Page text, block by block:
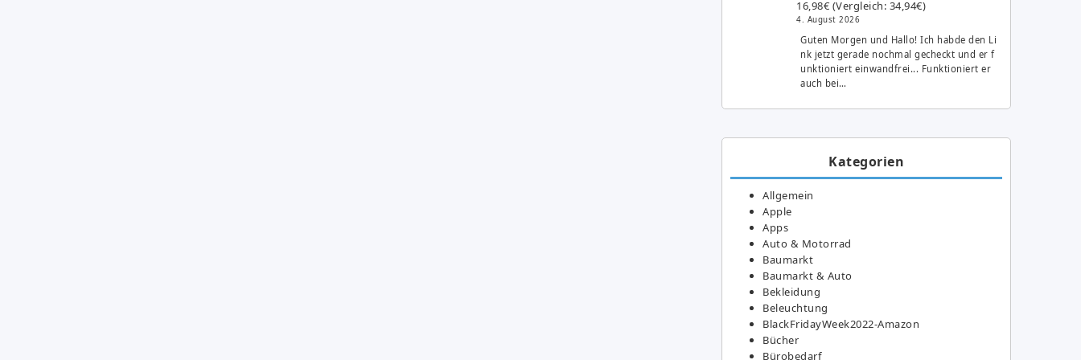
16,98€ (Vergleich: 34,94€)
4. August 2026
Guten Morgen und Hallo! Ich habde den Li
nk jetzt gerade nochmal gecheckt und er f
unktioniert einwandfrei... Funktioniert er
auch bei…
Kategorien
Allgemein
Apple
Apps
Auto & Motorrad
Baumarkt
Baumarkt & Auto
Bekleidung
Beleuchtung
BlackFridayWeek2022-Amazon
Bücher
Bürobedarf